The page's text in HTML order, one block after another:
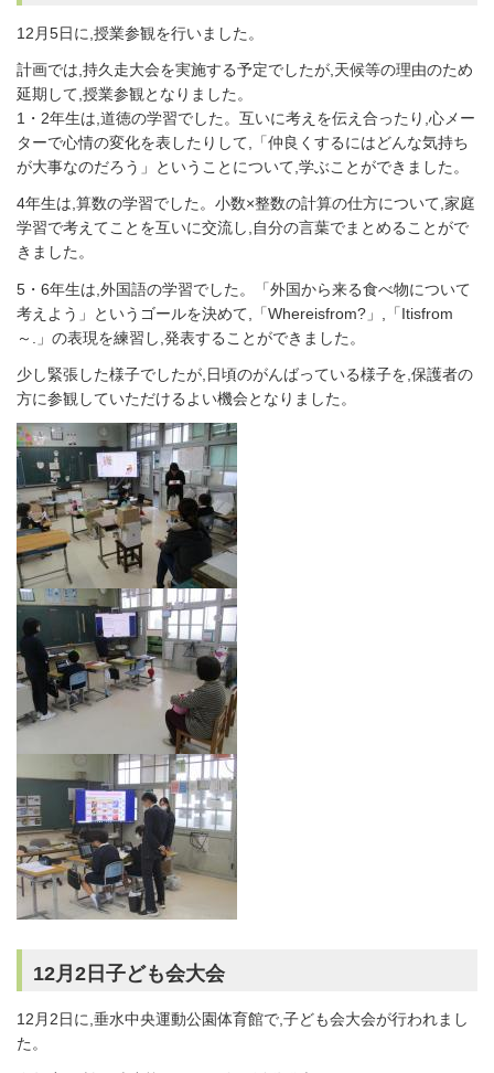
12月5日に,授業参観を行いました。
計画では,持久走大会を実施する予定でしたが,天候等の理由のため
延期して,授業参観となりました。
1・2年生は,道徳の学習でした。互いに考えを伝え合ったり,心メー
ターで心情の変化を表したりして,「仲良くするにはどんな気持ち
が大事なのだろう」ということについて,学ぶことができました。
4年生は,算数の学習でした。小数×整数の計算の仕方について,家庭
学習で考えてことを互いに交流し,自分の言葉でまとめることがで
きました。
5・6年生は,外国語の学習でした。「外国から来る食べ物について
考えよう」というゴールを決めて,「Whereisfrom?」,「Itisfrom
～.」の表現を練習し,発表することができました。
少し緊張した様子でしたが,日頃のがんばっている様子を,保護者の
方に参観していただけるよい機会となりました。
12月2日子ども会大会
12月2日に,垂水中央運動公園体育館で,子ども会大会が行われまし
た。